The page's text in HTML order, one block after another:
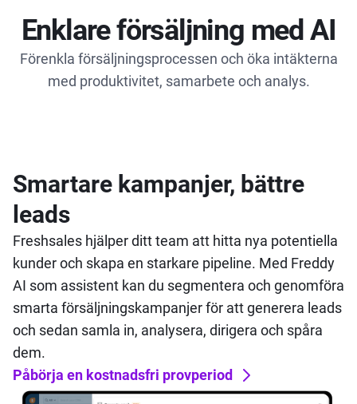
Enklare försäljning med AI
Förenkla försäljningsprocessen och öka intäkterna
med produktivitet, samarbete och analys.
Smartare kampanjer, bättre
leads
Freshsales hjälper ditt team att hitta nya potentiella
kunder och skapa en starkare pipeline. Med Freddy
AI som assistent kan du segmentera och genomföra
smarta försäljningskampanjer för att generera leads
och sedan samla in, analysera, dirigera och spåra
dem.
Påbörja en kostnadsfri provperiod